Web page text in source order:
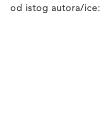
od istog autora/ice: